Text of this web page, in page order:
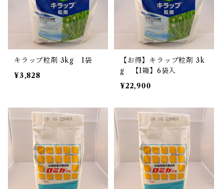
キラップ粒剤 3kg 1袋
¥3,828
【お得】キラップ粒剤 3k
g 【1箱】6袋入
¥22,900